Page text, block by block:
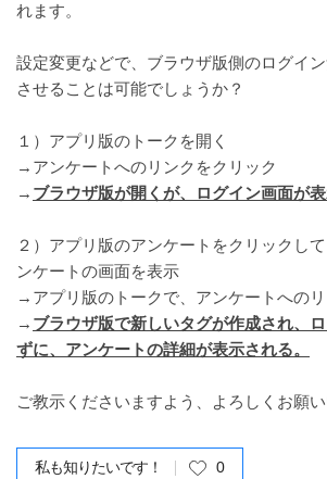
れます。
設定変更などで、ブラウザ版側のログイ
させることは可能でしょうか？
１）アプリ版のトークを開く
→アンケートへのリンクをクリック
→ ブラウザ版が開くが、ログイン画面が表
２）アプリ版のアンケートをクリックし
ンケートの画面を表示
→アプリ版のトークで、アンケートへの
→ ブラウザ版で新しいタグが作成され、
ずに、アンケートの詳細が表示される。
ご教示くださいますよう、よろしくお願い
私も知りたいです！ 0